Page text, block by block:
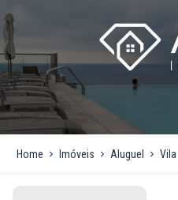
Home Imóveis Aluguel